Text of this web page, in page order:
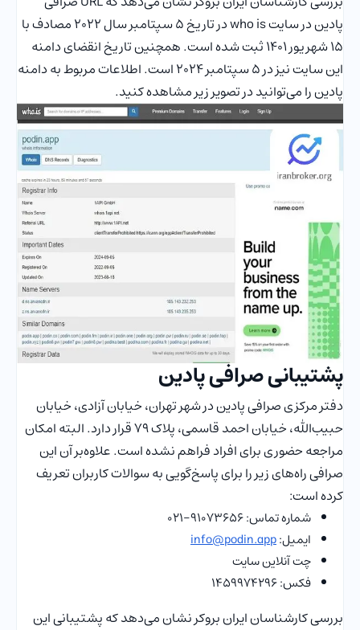
پادین در سایت who is در تاریخ ۵ سپتامبر سال ۲۰۲۲ مصادف با
۱۵ شهریور ۱۴۰۱ ثبت شده است. همچنین تاریخ انقضای دامنه
این سایت نیز در ۵ سپتامبر ۲۰۲۴ است. اطلاعات مربوط به دامنه
پادین را می‌توانید در تصویر زیر مشاهده کنید.
پشتیبانی صرافی پادین
دفتر مرکزی صرافی پادین در شهر تهران، خیابان آزادی، خیابان
حبیب‌الله، خیابان احمد قاسمی، پلاک ۷۹ قرار دارد. البته امکان
مراجعه حضوری برای افراد فراهم نشده است. علاوه‌بر آن این
صرافی راه‌های زیر را برای پاسخ‌گویی به سوالات کاربران تعریف
کرده است:
شماره تماس: ۹۱۰۷۳۶۵۶-۰۲۱
ایمیل:info@podin.app
چت آنلاین سایت
فکس: ۱۴۵۹۹۷۴۲۹۶
بررسی کارشناسان ایران بروکر نشان می‌دهد که پشتیبانی این